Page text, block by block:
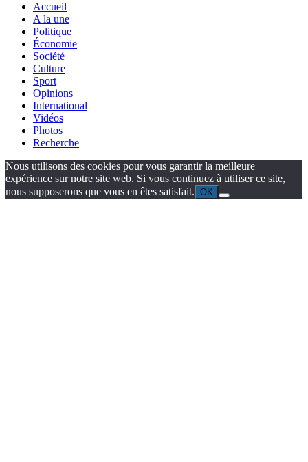
Accueil
A la une
Politique
Économie
Société
Culture
Sport
Opinions
International
Vidéos
Photos
Recherche
Nous utilisons des cookies pour vous garantir la meilleure
expérience sur notre site web. Si vous continuez à utiliser ce site,
nous supposerons que vous en êtes satisfait. OK